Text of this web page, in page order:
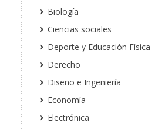
Biología
Ciencias sociales
Deporte y Educación Física
Derecho
Diseño e Ingeniería
Economía
Electrónica